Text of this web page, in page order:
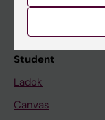
Student
Ladok
Canvas